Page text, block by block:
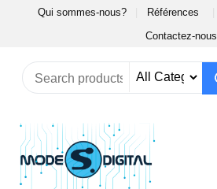
Qui sommes-nous? Références
Contactez-nous